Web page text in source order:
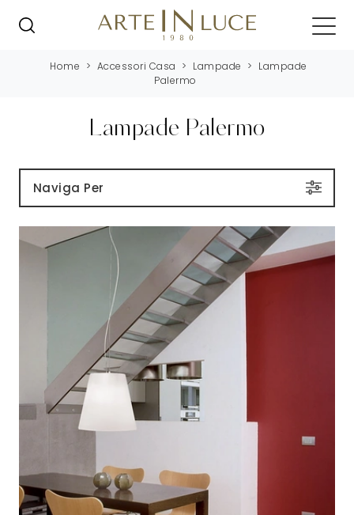
Home > Accessori Casa > Lampade > Lampade
Palermo
Lampade Palermo
Naviga Per